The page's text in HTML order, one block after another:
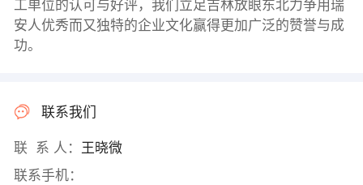
工单位的认可与好评，我们立足吉林放眼东北力争用瑞
安人优秀而又独特的企业文化赢得更加广泛的赞誉与成
功。
联系我们
联 系 人： 王晓微
联系手机：